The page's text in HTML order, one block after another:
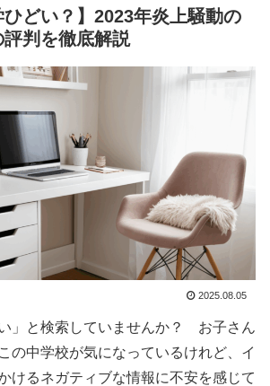
ひどい？】2023年炎上騒動の
判を徹底解説
2025.08.05
い」と検索していませんか？ お子さん
の中学校が気になっているけれど、イ
けるネガティブな情報に不安を感じて